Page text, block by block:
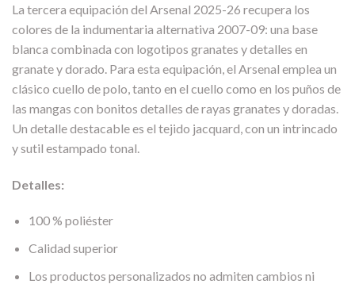
La tercera equipación del Arsenal 2025-26 recupera los
colores de la indumentaria alternativa 2007-09: una base
blanca combinada con logotipos granates y detalles en
granate y dorado. Para esta equipación, el Arsenal emplea un
clásico cuello de polo, tanto en el cuello como en los puños de
las mangas con bonitos detalles de rayas granates y doradas.
Un detalle destacable es el tejido jacquard, con un intrincado
y sutil estampado tonal.
Detalles:
100 % poliéster
Calidad superior
Los productos personalizados no admiten cambios ni